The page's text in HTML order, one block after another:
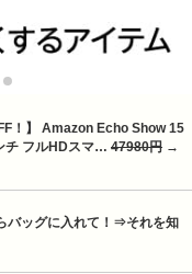
！】 Amazon Echo Show 15
チ フルHDスマ… 47980円 →
バッグに入れて！⇒それを知